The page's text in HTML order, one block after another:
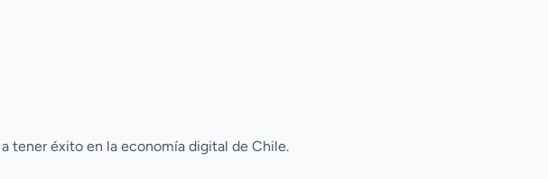
tener éxito en la economía digital de Chile.